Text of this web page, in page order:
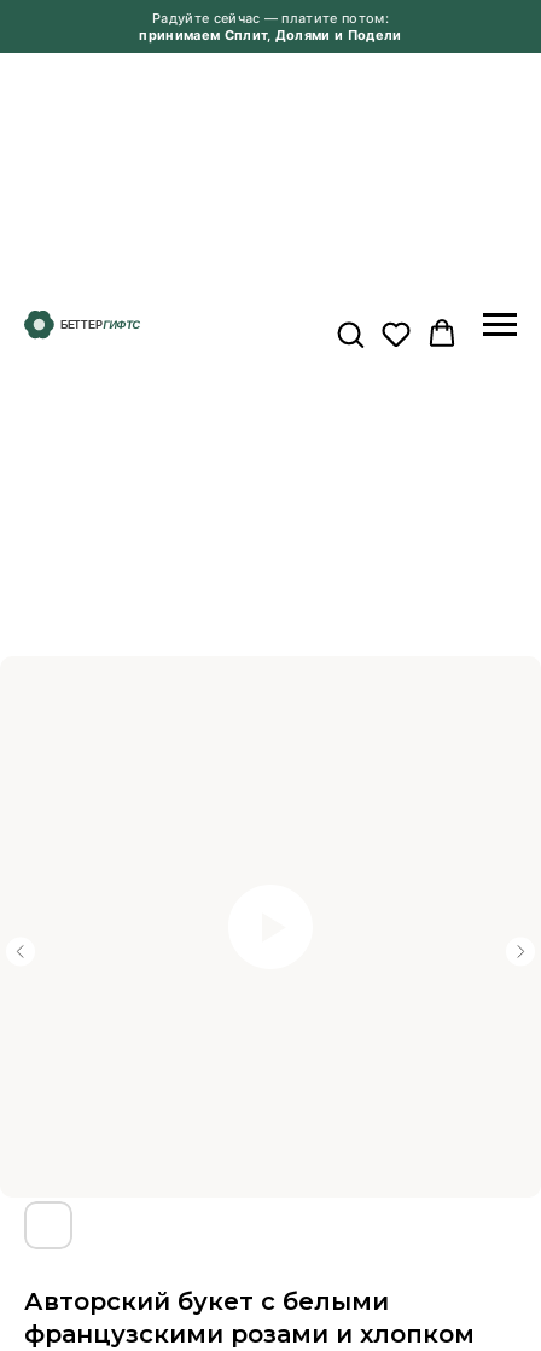
Радуйте сейчас — платите потом:
принимаем Сплит, Долями и Подели
Авторский букет с белыми
французскими розами и хлопком